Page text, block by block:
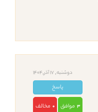
دوشنبه, 17 آذر,1404
پاسخ
3 موافق 0 مخالف